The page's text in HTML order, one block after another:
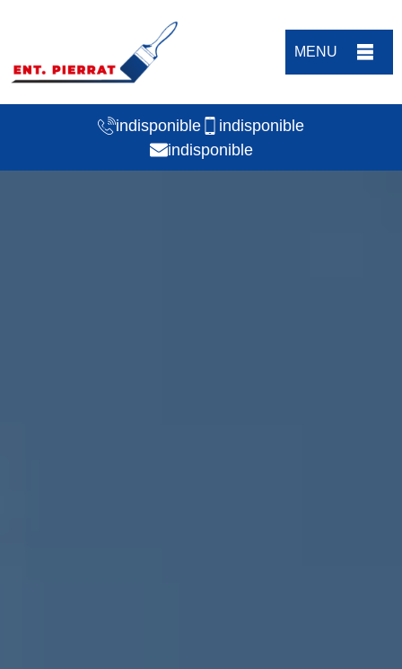
MENU
indisponible
indisponible
indisponible